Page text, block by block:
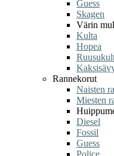
Guess
Skagen
Värin
Kulta
Hopea
Rannekorut
Naisten
Miesten
Diesel
Fossil
Guess
Police